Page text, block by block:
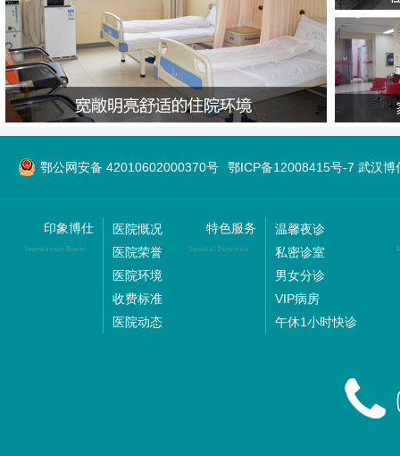
鄂公网安备 42010602000370号 鄂ICP备12008415号-7 武汉博
印象博仕
Impression Boshi
医院慨况
医院荣誉
医院环境
收费标准
医院动态
特色服务
Special Services
温馨夜诊
私密诊室
男女分诊
VIP病房
午休1小时快诊